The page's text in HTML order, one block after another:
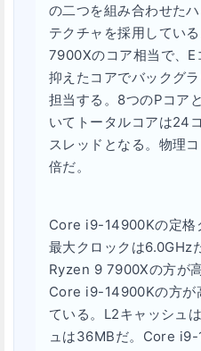
の二つを組み合わせた
テクチャを採用してい
7900Xのコア相当で、E
抑えたコアでバックグ
担当する。8つのPコア
いてトータルコアは24
スレッドとなる。物理
倍だ。
Core i9-14900Kの定格
最大クロックは6.0GHz
Ryzen 9 7900Xの方が
Core i9-14900Kの方が
ている。L2キャッシュ
ュは36MBだ。Core